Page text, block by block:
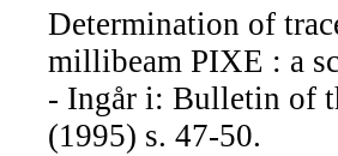
Determination of
millibeam PIXE : a
- Ingår i: Bulletin of
(1995) s. 47-50.